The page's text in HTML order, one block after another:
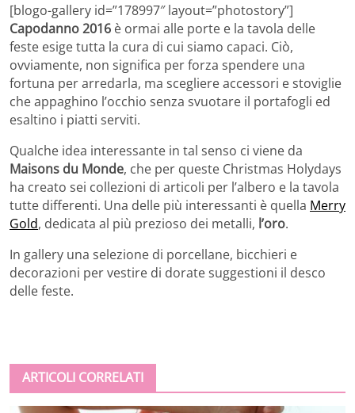
[blogo-gallery id=”178997″ layout=”photostory”]
Capodanno 2016 è ormai alle porte e la tavola delle
feste esige tutta la cura di cui siamo capaci. Ciò,
ovviamente, non significa per forza spendere una
fortuna per arredarla, ma scegliere accessori e stoviglie
che appaghino l’occhio senza svuotare il portafogli ed
esaltino i piatti serviti.
Qualche idea interessante in tal senso ci viene da
Maisons du Monde, che per queste Christmas Holydays
ha creato sei collezioni di articoli per l’albero e la tavola
tutte differenti. Una delle più interessanti è quella Merry
Gold, dedicata al più prezioso dei metalli, l’oro.
In gallery una selezione di porcellane, bicchieri e
decorazioni per vestire di dorate suggestioni il desco
delle feste.
ARTICOLI CORRELATI